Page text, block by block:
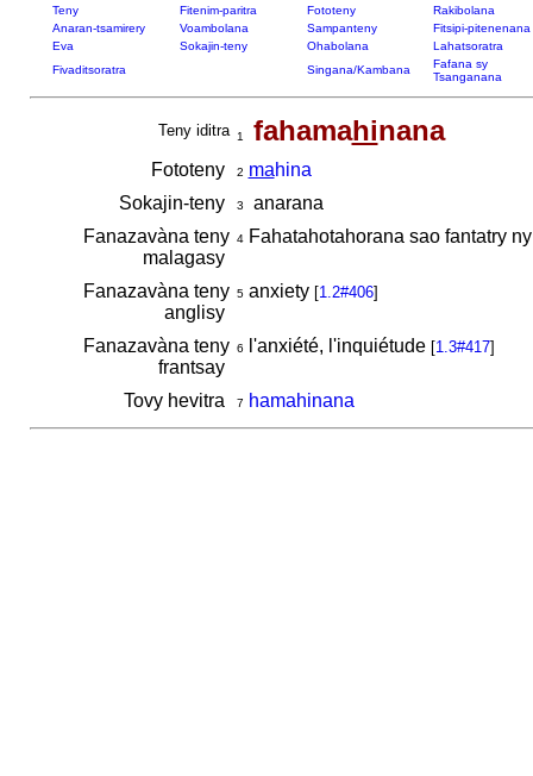
Teny Fitenim-paritra Fototeny
Rakibolana
Anaran-tsamirery
Voambolana Sampanteny
Fitsipi-pitenenana
Eva
Sokajin-teny Ohabolana
Lahatsoratra
Fivaditsoratra
Singana/Kambana
Fafana sy
Tsanganana
Teny iditra 1 fahamahinana
Fototeny 2 mahina
Sokajin-teny
3
anarana
Fanazavàna teny
malagasy
4Fahatahotahorana sao fantatry
Fanazavàna teny
anglisy
5anxiety [1.2#406]
Fanazavàna teny
frantsay
6 l'anxiété, l'inquiétude [1.3#417]
Tovy hevitra 7 hamahinana